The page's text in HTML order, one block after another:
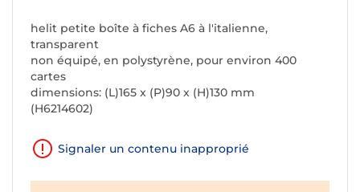
helit petite boîte à fiches A6 à l'italienne,
transparent
non équipé, en polystyrène, pour environ 400
cartes
dimensions: (L)165 x (P)90 x (H)130 mm
(H6214602)
Signaler un contenu inapproprié